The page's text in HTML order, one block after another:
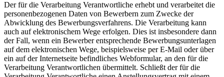
Der für die Verarbeitung Verantwortliche erhebt und verarbeitet die
personenbezogenen Daten von Bewerbern zum Zwecke der
Abwicklung des Bewerbungsverfahrens. Die Verarbeitung kann
auch auf elektronischem Wege erfolgen. Dies ist insbesondere dann
der Fall, wenn ein Bewerber entsprechende Bewerbungsunterlagen
auf dem elektronischen Wege, beispielsweise per E-Mail oder über
ein auf der Internetseite befindliches Webformular, an den für die
Verarbeitung Verantwortlichen übermittelt. Schließt der für die